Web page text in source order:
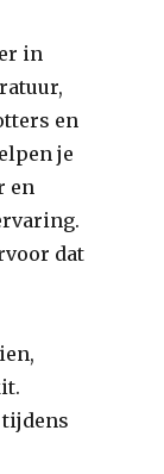
in
en
je
en
dat